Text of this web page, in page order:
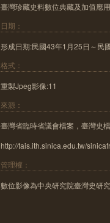
臺灣珍藏史料數位典藏及加值應
日期：
形成日期:民國43年1月25日～民
格式：
重製Jpeg影像:11
來源：
臺灣省臨時省議會檔案，臺灣史
http://tais.ith.sinica.edu.tw/
管理權：
數位影像為中央研究院臺灣史研